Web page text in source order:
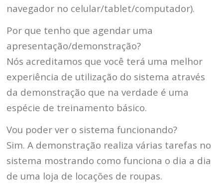
navegador no celular/tablet/computador).
Por que tenho que agendar uma
apresentação/demonstração?
Nós acreditamos que você terá uma melhor
experiência de utilização do sistema através
da demonstração que na verdade é uma
espécie de treinamento básico.
Vou poder ver o sistema funcionando?
Sim. A demonstração realiza várias tarefas no
sistema mostrando como funciona o dia a dia
de uma loja de locações de roupas.